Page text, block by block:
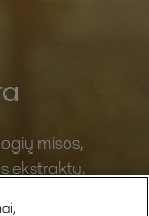
misos,
ekstraktų,